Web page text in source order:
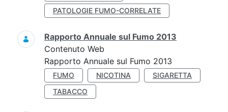
PATOLOGIE FUMO-CORRELATE
Rapporto Annuale sul Fumo 2013
Contenuto Web
Rapporto Annuale sul Fumo 2013
FUMO NICOTINA
SIGARETTA
TABACCO